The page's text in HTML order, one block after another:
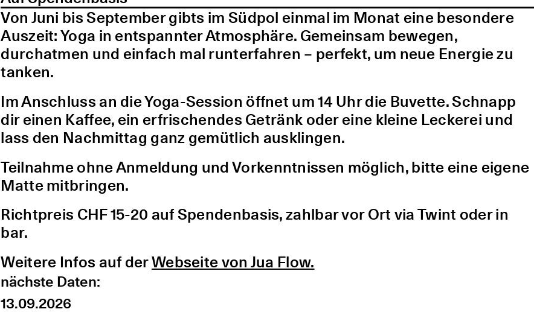
Von Juni bis September gibts im Südpol einmal im Monat eine besondere
Auszeit: Yoga in entspannter Atmosphäre. Gemeinsam bewegen,
durchatmen und einfach mal runterfahren – perfekt, um neue Energie zu
tanken.
Im Anschluss an die Yoga-Session öffnet um 14 Uhr die Buvette. Schnapp
dir einen Kaffee, ein erfrischendes Getränk oder eine kleine Leckerei und
lass den Nachmittag ganz gemütlich ausklingen.
Teilnahme ohne Anmeldung und Vorkenntnissen möglich, bitte eine eigene
Matte mitbringen.
Richtpreis CHF 15-20 auf Spendenbasis, zahlbar vor Ort via Twint oder in
bar.
Weitere Infos auf derWebseite von Jua Flow.
nächste Daten:
13.09.2026